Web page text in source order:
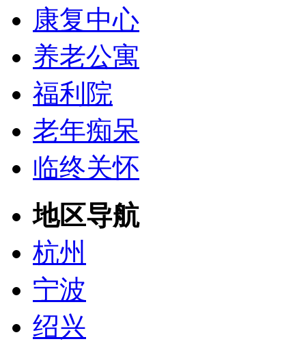
康复中心
养老公寓
福利院
老年痴呆
临终关怀
地区导航
杭州
宁波
绍兴